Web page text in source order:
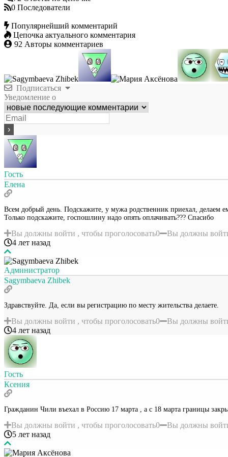
0 Последователи
Популярнейший комментарий
Цепочка актуального комментария
92 Авторы комментариев
Подписаться
Уведомление о
Гость
Елена
Всем добрый день. Подскажите, у мужа родственник приехал,
Только подскажите, госпошлину надо опять оплачивать??? Спасибо
Вы должны войти , чтобы проголосовать0
Вы должны
4 лет назад
Администратор
Sagymbaeva Zhibek
Здравствуйте. Да, если вы регистрацию по месту жительства делаете.
Вы должны войти , чтобы проголосовать0
Вы должны
4 лет назад
Гость
Ксения
Гражданин Чили въехал в Россию 17 марта , а с 18 марта границы
Вы должны войти , чтобы проголосовать0
Вы должны
5 лет назад